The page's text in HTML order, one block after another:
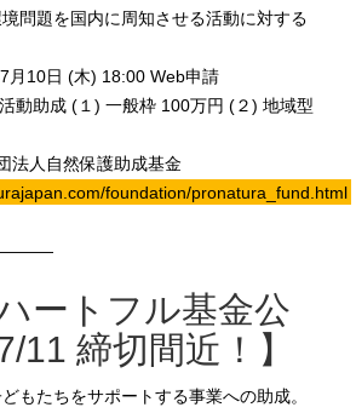
問題を国内に周知させる活動に対する
月10日 (木) 18:00 Web申請
動助成 (１) 一般枠 100万円 (２) 地域型
法人自然保護助成基金
foundation/pronatura_fund.html
ートフル基金公
11 締切間近！】
もたちをサポートする事業への助成。